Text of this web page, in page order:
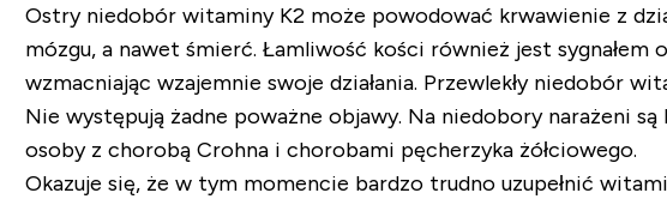
Ostry niedobór witaminy K2 może powodować krwawienie z
mózgu, a nawet śmierć. Łamliwość kości również jest
wzmacniając wzajemnie swoje działania. Przewlekły niedobór
Nie występują żadne poważne objawy. Na niedobory narażeni
osoby z chorobą Crohna i chorobami pęcherzyka żółciowego.
Okazuje się, że w tym momencie bardzo trudno uzupełnić